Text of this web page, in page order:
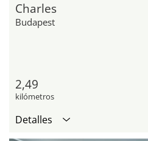
Charles
Budapest
2,49
kilómetros
Detalles